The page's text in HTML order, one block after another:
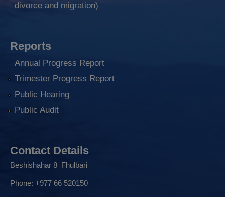
divorce and migration)
Reports
Annual Progress Report
Trimester Progress Report
Public Hearing
Public Audit
Contact Details
Beshishahar 8 Fhulbari
Phone: +977 66 520150